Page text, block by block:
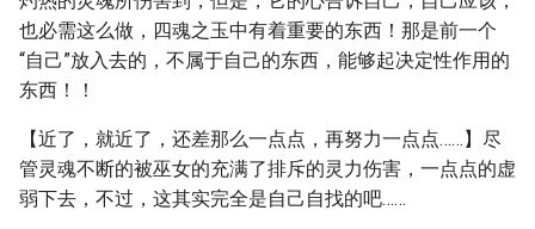
也必需这么做，四魂之玉中有着重要的东西！那是前一个
“自己”放入去的，不属于自己的东西，能够起决定性作用的
东西！！
【近了，就近了，还差那么一点点，再努力一点点……】尽
管灵魂不断的被巫女的充满了排斥的灵力伤害，一点点的虚
弱下去，不过，这其实完全是自己自找的吧……